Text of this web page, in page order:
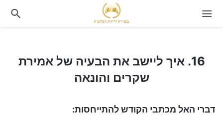
16. איך ליישב את הבעיה של אמירת שקרים והונאה
16. איך ליישב את הבעיה של אמירת
שקרים והונאה
דברי האל מכתבי הקודש להתייחסות: